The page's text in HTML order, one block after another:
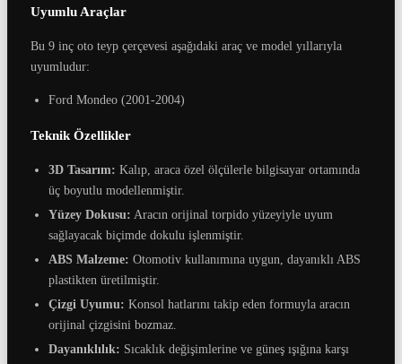
Uyumlu Araçlar
Bu 9 inç oto teyp çerçevesi aşağıdaki araç ve model yıllarıyla
uyumludur:
Ford Mondeo (2001-2004)
Teknik Özellikler
3D Tasarım: Kalıp, araca özel ölçülerle bilgisayar ortamında
üç boyutlu modellenmiştir.
Yüzey Dokusu: Aracın orijinal torpido yüzeyiyle uyum
sağlayacak biçimde dokulu işlenmiştir.
ABS Malzeme: Otomotiv kullanımına uygun, dayanıklı ABS
plastikten üretilmiştir.
Çizgi Uyumu: Konsol hatlarını takip eden formuyla aracın
orijinal çizgisini bozmaz.
Dayanıklılık: Sıcaklık değişimlerine ve güneş ışığına karşı